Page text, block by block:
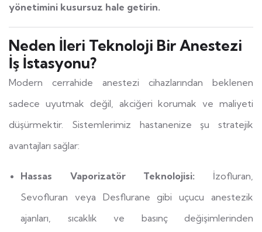
yönetimini kusursuz hale getirin.
Neden İleri Teknoloji Bir Anestezi
İş İstasyonu?
Modern cerrahide anestezi cihazlarından beklenen
sadece uyutmak değil, akciğeri korumak ve maliyeti
düşürmektir. Sistemlerimiz hastanenize şu stratejik
avantajları sağlar:
Hassas Vaporizatör Teknolojisi: İzofluran,
Sevofluran veya Desflurane gibi uçucu anestezik
ajanları, sıcaklık ve basınç değişimlerinden